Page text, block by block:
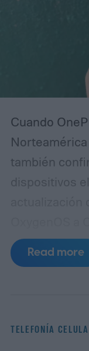
Cuando
también
dispositivos
apariencia de
la marca
OnePlus ha
Read more
TELEFONÍA